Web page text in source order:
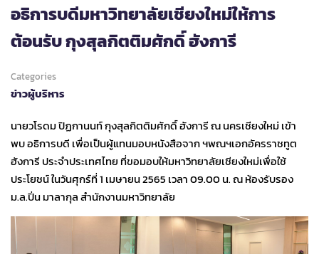
อธิการบดีมหาวิทยาลัยเชียงใหม่ให้การ
ต้อนรับ กุงสุลกิตติมศักดิ์ ฮังการี
Categories
ข่าวผู้บริหาร
นายวโรดม ปิฏกานนท์ กุงสุลกิตติมศักดิ์ ฮังการี ณ นครเชียงใหม่ เข้า
พบ อธิการบดี เพื่อเป็นผู้แทนมอบหนังสือจาก ฯพณฯเอกอัครราชทูต
ฮังการี ประจำประเทศไทย ที่ขอมอบให้มหาวิทยาลัยเชียงใหม่เพื่อใช้
ประโยชน์ ในวันศุกร์ที่ 1 เมษายน 2565 เวลา 09.00 น. ณ ห้องรับรอง
ม.ล.ปิ่น มาลากุล สำนักงานมหาวิทยาลัย